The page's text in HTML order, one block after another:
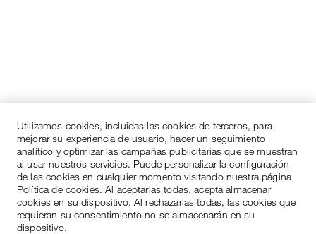
Utilizamos cookies, incluidas las cookies de terceros, para
mejorar su experiencia de usuario, hacer un seguimiento
analítico y optimizar las campañas publicitarias que se muestran
al usar nuestros servicios. Puede personalizar la configuración
de las cookies en cualquier momento visitando nuestra página
Política de cookies. Al aceptarlas todas, acepta almacenar
cookies en su dispositivo. Al rechazarlas todas, las cookies que
requieran su consentimiento no se almacenarán en su
dispositivo.